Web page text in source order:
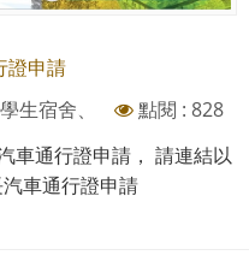
證申請
生宿舍、
點閱 : 828
車通行證申請， 請連結以
車通行證申請